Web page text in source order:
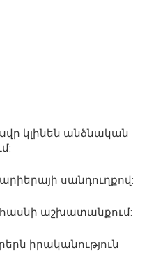
կլինեն անձնական
սանդուղքով:
աշխատանքում:
իրականություն